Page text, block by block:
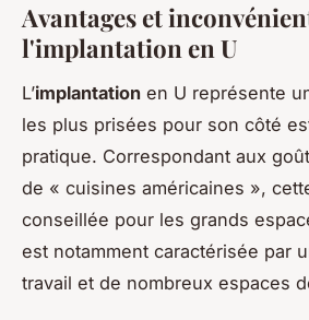
Avantages et
l'implantation en U
L’implantation en U représente
les plus prisées pour son côté
pratique. Correspondant aux
de « cuisines américaines »,
conseillée pour les grands
est notamment caractérisée par
travail et de nombreux espaces